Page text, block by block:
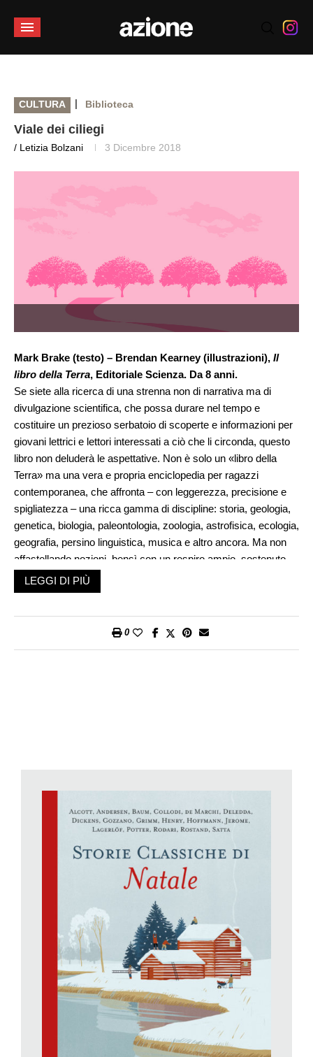
CULTURA | Biblioteca
Viale dei ciliegi
/ Letizia Bolzani 3 Dicembre 2018
Mark Brake (testo) – Brendan Kearney (illustrazioni), Il
libro della Terra, Editoriale Scienza. Da 8 anni.
Se siete alla ricerca di una strenna non di narrativa ma di
divulgazione scientifica, che possa durare nel tempo e
costituire un prezioso serbatoio di scoperte e informazioni per
giovani lettrici e lettori interessati a ciò che li circonda, questo
libro non deluderà le aspettative. Non è solo un «libro della
Terra» ma una vera e propria enciclopedia per ragazzi
contemporanea, che affronta – con leggerezza, precisione e
spigliatezza – una ricca gamma di discipline: storia, geologia,
genetica, biologia, paleontologia, zoologia, astrofisica, ecologia,
geografia, persino linguistica, musica e altro ancora. Ma non
affastellando nozioni, bensì con un respiro ampio, sostenuto
dall’efficace grafica e dalle ben integrate illustrazioni, che sa
porsi a misura di ragazzino pur non escludendo il lettore adulto
Filo conduttore è la quadripartizione negli elementi Aria, Acqua,
nato il nostro pianeta, della sua struttura ed evoluzione, degli
strati del suolo, delle rocce, dei vulcani, di faglie e placche, di
terremoti, ma anche di preistoria, di evoluzione dell’uomo, di
genetica; in «aria» avremo i gas, gli strati dell’atmosfera, i
venti, ma anche le tecniche di volo, gli uccelli, gli aerei,
l’apparato respiratorio, e il suono, la parola, il linguaggio, i
capitoli sui combustibili e le varie energie, e «acqua», nelle sue
tantissime declinazioni. Un libro che farà compagnia per molti
anni, da leggere anche aprendolo qua e là, per comprendere
sempre meglio il mondo in cui abitiamo.
Storie classiche di Natale
, Einaudi Ragazzi. Da 9 anni
Il «racconto di Natale» si è consolidato da almeno due secoli
come genere letterario, ed è stato accolto da subito con favore
anche dalla letteratura per ragazzi, sia in opere scritte
esplicitamente per i lettori più giovani, sotto forma di storie
LEGGI DI PIÙ
0